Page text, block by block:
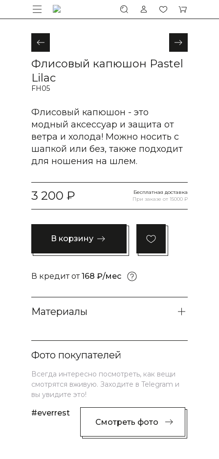
Флисовый капюшон Pastel
Lilac
FH05
Флисовый капюшон - это
модный аксессуар и защита от
ветра и холода! Можно носить с
шапкой или без, также подходит
для ношения на шлем.
3 200
Бесплатная доставка
При заказе от 15000 ₽
В корзину
В кредит от168 ₽/мес
Материалы
Фото покупателей
Всегда интересно посмотреть, как вещи
смотрятся вживую. Заходите в Telegram и
вы увидите это!
#everrest
Смотреть фото